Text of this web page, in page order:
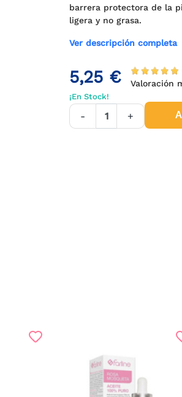
barrera protectora de la
ligera y no grasa.
Ver descripción completa
5,25 €
Valoración
¡En Stock!
- +